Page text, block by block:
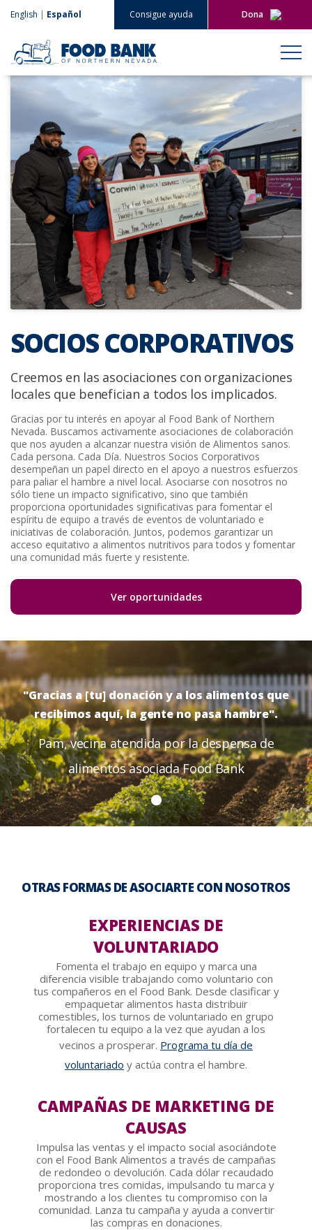
English | Español Consigue ayuda
Dona
Dona ahora
Regala
SOCIOS CORPORATIVOS
Creemos en las asociaciones con organizaciones
locales que benefician a todos los implicados.
Gracias por tu interés en apoyar al Food Bank of Northern
Nevada. Buscamos activamente asociaciones de colaboración
que nos ayuden a alcanzar nuestra visión de Alimentos sanos.
Cada persona. Cada Día. Nuestros Socios Corporativos
desempeñan un papel directo en el apoyo a nuestros esfuerzos
para paliar el hambre a nivel local. Asociarse con nosotros no
sólo tiene un impacto significativo, sino que también
proporciona oportunidades significativas para fomentar el
espíritu de equipo a través de eventos de voluntariado e
iniciativas de colaboración. Juntos, podemos garantizar un
acceso equitativo a alimentos nutritivos para todos y fomentar
una comunidad más fuerte y resistente.
Ver oportunidades
"Gracias a [tu] donación y a los alimentos que
recibimos aquí, la gente no pasa hambre".
Pam, vecina atendida por la despensa de
alimentos asociada Food Bank
OTRAS FORMAS DE ASOCIARTE CON NOSOTROS
EXPERIENCIAS DE
VOLUNTARIADO
Fomenta el trabajo en equipo y marca una
diferencia visible trabajando como voluntario con
tus compañeros en el Food Bank. Desde clasificar y
empaquetar alimentos hasta distribuir
comestibles, los turnos de voluntariado en grupo
fortalecen tu equipo a la vez que ayudan a los
vecinos a prosperar. Programa tu día de
voluntariado y actúa contra el hambre.
CAMPAÑAS DE MARKETING DE
CAUSAS
Impulsa las ventas y el impacto social asociándote
con el Food Bank Alimentos a través de campañas
de redondeo o devolución. Cada dólar recaudado
proporciona tres comidas, impulsando tu marca y
mostrando a los clientes tu compromiso con la
comunidad. Lanza tu campaña y ayuda a convertir
las compras en donaciones.